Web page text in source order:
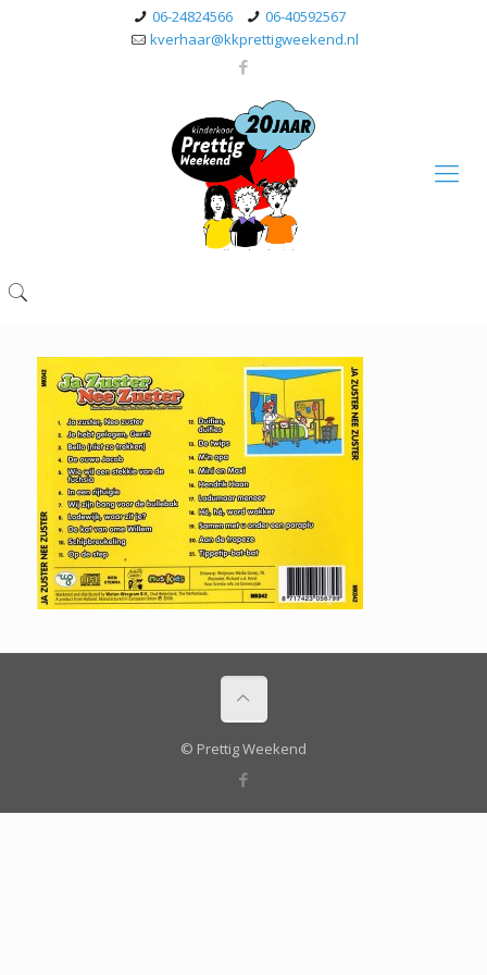
06-24824566
06-40592567
kverhaar@kkprettigweekend.nl
© Prettig Weekend